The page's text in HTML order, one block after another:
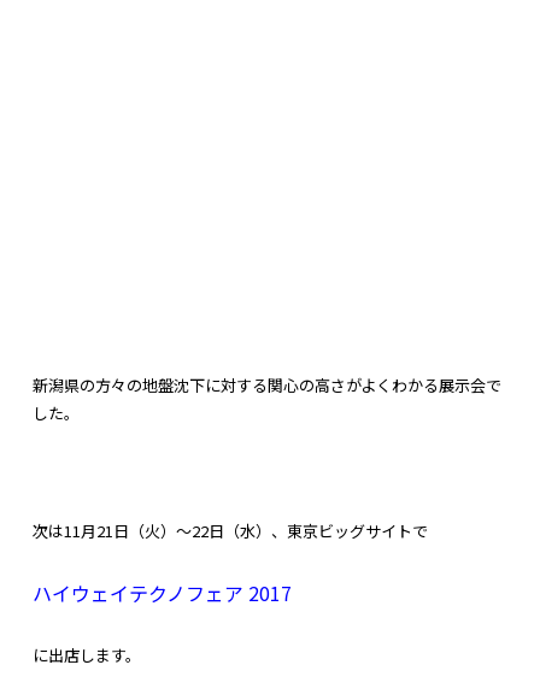
新潟県の方々の地盤沈下に対する関心の高さがよくわかる展示会で
した。
次は11月21日（火）～22日（水）、東京ビッグサイトで
ハイウェイテクノフェア 2017
に出店します。